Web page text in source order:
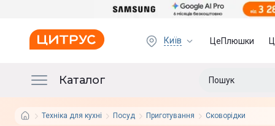
Київ ЦеПлюшки
Каталог
Техніка для кухні Посуд Приготування Сковорідки